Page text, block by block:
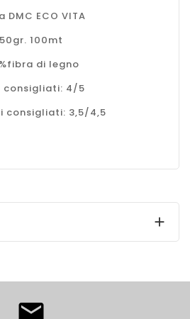
DMC ECO VITA
50gr. 100mt
di legno
consigliati: 4/5
consigliati: 3,5/4,5
